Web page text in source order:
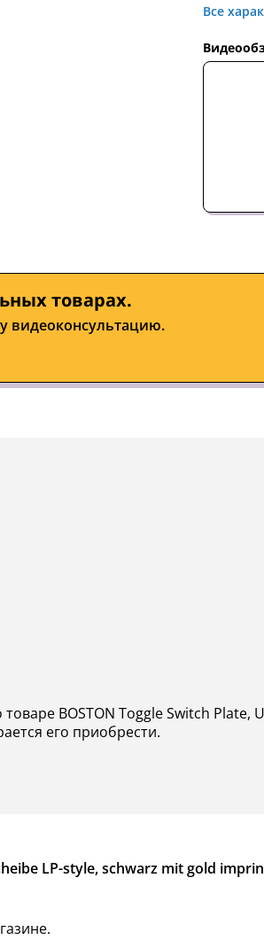
Все
товарах.
видеоконсультацию.
BOSTON Toggle Switch
его приобрести.
LP-style, schwarz mit gold